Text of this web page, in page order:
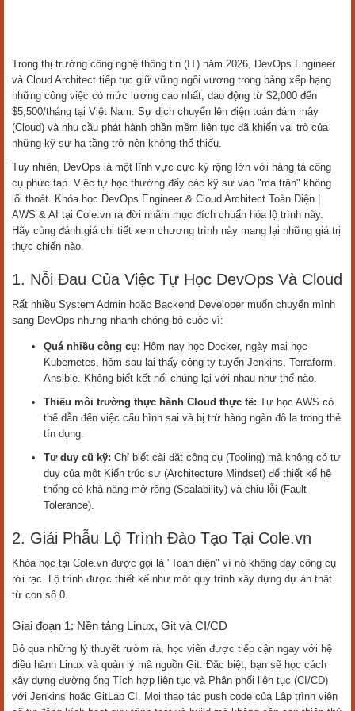
Trong thị trường công nghệ thông tin (IT) năm 2026, DevOps Engineer
và Cloud Architect tiếp tục giữ vững ngôi vương trong bảng xếp hạng
những công việc có mức lương cao nhất, dao động từ $2,000 đến
$5,500/tháng tại Việt Nam. Sự dịch chuyển lên điện toán đám mây
(Cloud) và nhu cầu phát hành phần mềm liên tục đã khiến vai trò của
những kỹ sư hạ tầng trở nên không thể thiếu.
Tuy nhiên, DevOps là một lĩnh vực cực kỳ rộng lớn với hàng tá công
cụ phức tạp. Việc tự học thường đẩy các kỹ sư vào "ma trận" không
lối thoát. Khóa học DevOps Engineer & Cloud Architect Toàn Diện |
AWS & AI tại Cole.vn ra đời nhằm mục đích chuẩn hóa lộ trình này.
Hãy cùng đánh giá chi tiết xem chương trình này mang lại những giá trị
thực chiến nào.
1. Nỗi Đau Của Việc Tự Học DevOps Và Cloud
Rất nhiều System Admin hoặc Backend Developer muốn chuyển mình
sang DevOps nhưng nhanh chóng bỏ cuộc vì:
Quá nhiều công cụ: Hôm nay học Docker, ngày mai học
Kubernetes, hôm sau lại thấy công ty tuyển Jenkins, Terraform,
Ansible. Không biết kết nối chúng lại với nhau như thế nào.
Thiếu môi trường thực hành Cloud thực tế: Tự học AWS có
thể dẫn đến việc cấu hình sai và bị trừ hàng ngàn đô la trong thẻ
tín dụng.
Tư duy cũ kỹ: Chỉ biết cài đặt công cụ (Tooling) mà không có tư
duy của một Kiến trúc sư (Architecture Mindset) để thiết kế hệ
thống có khả năng mở rộng (Scalability) và chịu lỗi (Fault
Tolerance).
2. Giải Phẫu Lộ Trình Đào Tạo Tại Cole.vn
Khóa học tại Cole.vn được gọi là "Toàn diện" vì nó không dạy công cụ
rời rạc. Lộ trình được thiết kế như một quy trình xây dựng dự án thật
từ con số 0.
Giai đoạn 1: Nền tảng Linux, Git và CI/CD
Bỏ qua những lý thuyết rườm rà, học viên được tiếp cận ngay với hệ
điều hành Linux và quản lý mã nguồn Git. Đặc biệt, bạn sẽ học cách
xây dựng đường ống Tích hợp liên tục và Phân phối liên tục (CI/CD)
với Jenkins hoặc GitLab CI. Mọi thao tác push code của Lập trình viên